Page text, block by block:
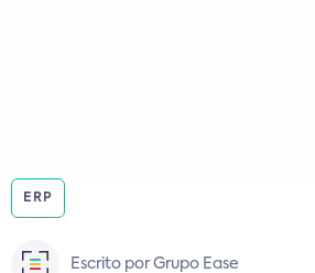
ERP
Escrito por Grupo Ease